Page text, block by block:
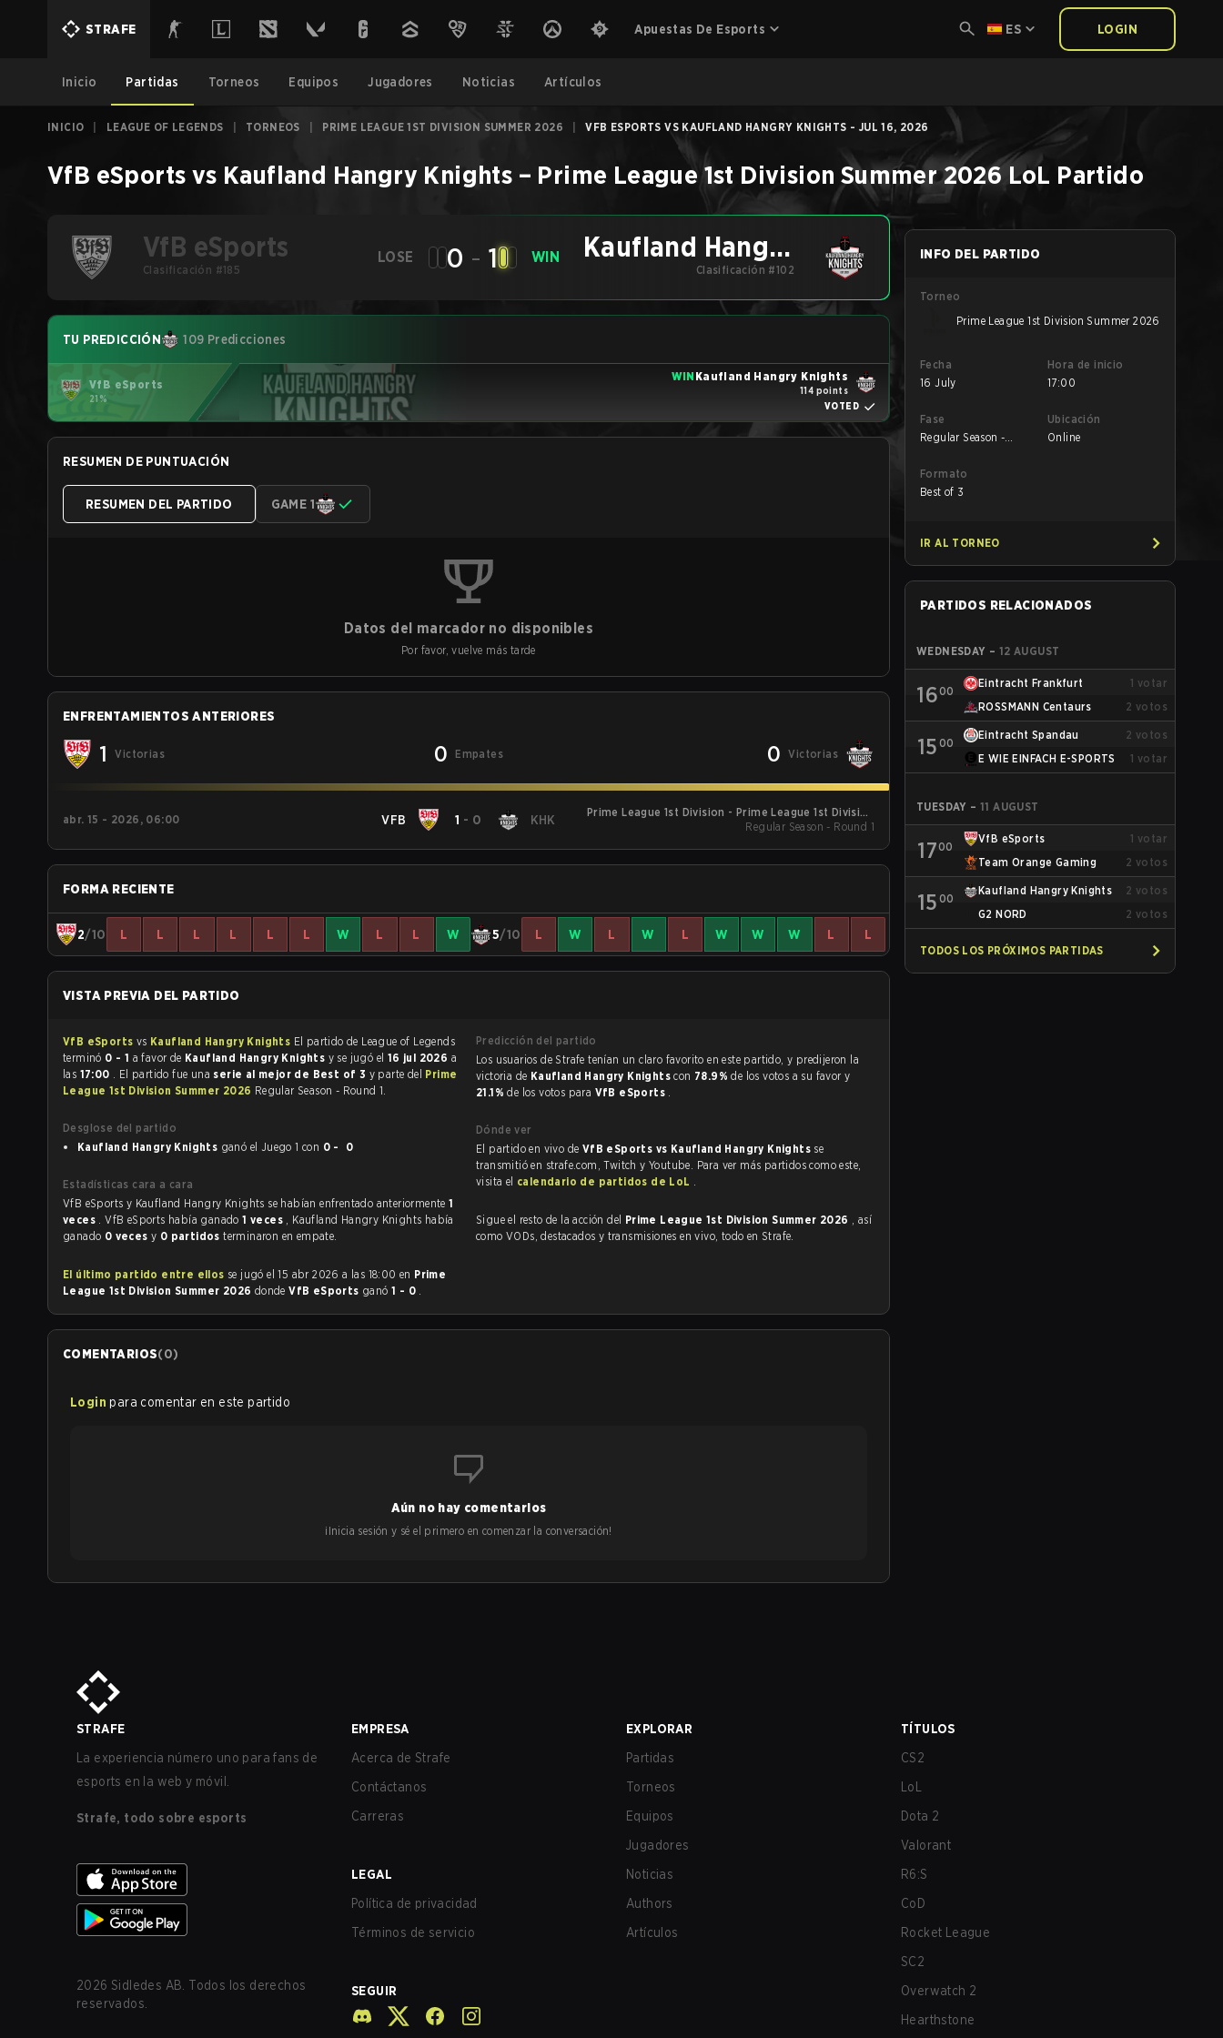
STRAFE Apuestas De Esports ES LOGIN
Inicio Partidas Torneos Equipos Jugadores Noticias Artículos
INICIO LEAGUE OF LEGENDS TORNEOS PRIME LEAGUE 1ST DIVISION SUMMER 2026 VFB ESPORTS VS KAUFLAND HANGRY KNIGHTS - JUL 16, 2026
VfB eSports vs Kaufland Hangry Knights – Prime League 1st Division Summer 2026 LoL Partido
VfB eSports
Clasificación #185
LOSE 0 - 1 WIN
Kaufland Hangry
Knights
Clasificación #102
TU PREDICCIÓN 109 Predicciones
VfB eSports
21%
WIN Kaufland Hangry Knights
114 points
VOTED
RESUMEN DE PUNTUACIÓN
RESUMEN DEL PARTIDO GAME 1
Datos del marcador no disponibles
Por favor, vuelve más tarde
ENFRENTAMIENTOS ANTERIORES
1 Victorias 0 Empates 0 Victorias
abr. 15 - 2026, 06:00 VFB 1 - 0 KHK
Prime League 1st Division - Prime League 1st Division
Spring 2026
Regular Season - Round 1
FORMA RECIENTE
2/10 L L L L L L W L L W 5/10 L W L W L W W W L L
VISTA PREVIA DEL PARTIDO
VfB eSports vs Kaufland Hangry Knights El partido de League of Legends
terminó 0 - 1 a favor de Kaufland Hangry Knights y se jugó el 16 jul 2026 a
las 17:00 . El partido fue una serie al mejor de Best of 3 y parte del Prime
League 1st Division Summer 2026 Regular Season - Round 1.
Desglose del partido
Kaufland Hangry Knights
ganó el Juego 1 con 0 - 0
Estadísticas cara a cara
VfB eSports y Kaufland Hangry Knights se habían enfrentado anteriormente1
veces . VfB eSports había ganado1 veces , Kaufland Hangry Knights había
ganado 0 veces y 0 partidosterminaron en empate.
El último partido entre ellos se jugó el 15 abr 2026 a las 18:00 en Prime
League 1st Division Summer 2026 dondeVfB eSports ganó 1 - 0 .
Predicción del partido
Los usuarios de Strafe tenían un claro favorito en este partido, y predijeron la
victoria de Kaufland Hangry Knightscon 78.9%de los votos a su favor y
21.1%de los votos para VfB eSports .
Dónde ver
El partido en vivo de VfB eSports vs Kaufland Hangry Knights se
transmitió en strafe.com, Twitch y Youtube. Para ver más partidos como este,
visita el calendario de partidos de LoL .
Sigue el resto de la acción del Prime League 1st Division Summer 2026 , así
como VODs, destacados y transmisiones en vivo, todo en Strafe.
COMENTARIOS(0)
Login para comentar en este partido
Aún no hay comentarios
¡Inicia sesión y sé el primero en comenzar la conversación!
INFO DEL PARTIDO
Torneo
Prime League 1st Division Summer 2026
Fecha
16 July
Hora de inicio
17:00
Fase
Regular Season -
Ubicación
Online
Formato
Best of 3
IR AL TORNEO
PARTIDOS RELACIONADOS
WEDNESDAY – 12 AUGUST
1600
Eintracht Frankfurt 1 votar
ROSSMANN Centaurs
2 votos
15 00
Eintracht Spandau 2 votos
E WIE EINFACH E-SPORTS
1 votar
TUESDAY – 11 AUGUST
1700
VfB eSports 1 votar
Team Orange Gaming
2 votos
15 00
Kaufland Hangry Knights 2 votos
G2 NORD
2 votos
TODOS LOS PRÓXIMOS PARTIDAS
STRAFE
La experiencia número uno para fans de
esports en la web y móvil.
Strafe, todo sobre esports
2026 Sidledes AB. Todos los derechos
reservados.
EMPRESA
Acerca de Strafe
Contáctanos
Carreras
LEGAL
Política de privacidad
Términos de servicio
SEGUIR
EXPLORAR
Partidas
Torneos
Equipos
Jugadores
Noticias
Authors
Artículos
TÍTULOS
CS2
LoL
Dota 2
Valorant
R6:S
CoD
Rocket League
SC2
Overwatch 2
Hearthstone